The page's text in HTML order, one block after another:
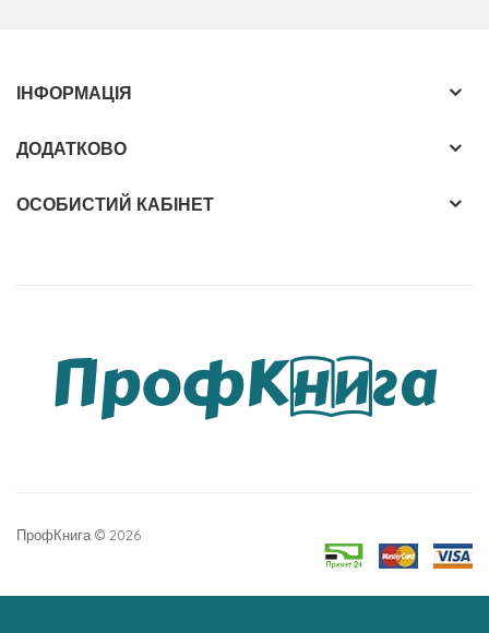
ІНФОРМАЦІЯ
ДОДАТКОВО
ОСОБИСТИЙ КАБІНЕТ
ПрофКнига © 2026